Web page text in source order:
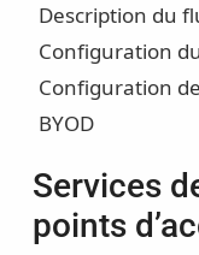
Description du
Configuration
Configuration
BYOD
Services
points